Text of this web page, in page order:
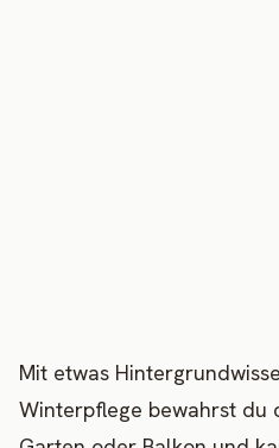
Mit etwas
Winterpflege bewahrst du